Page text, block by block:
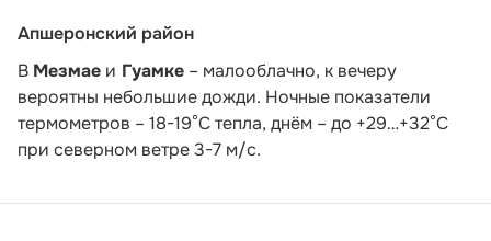
Апшеронский район
В Мезмае и Гуамке – малооблачно, к вечеру
вероятны небольшие дожди. Ночные показатели
термометров – 18-19°С тепла, днём – до +29…+32°С
при северном ветре 3-7 м/с.